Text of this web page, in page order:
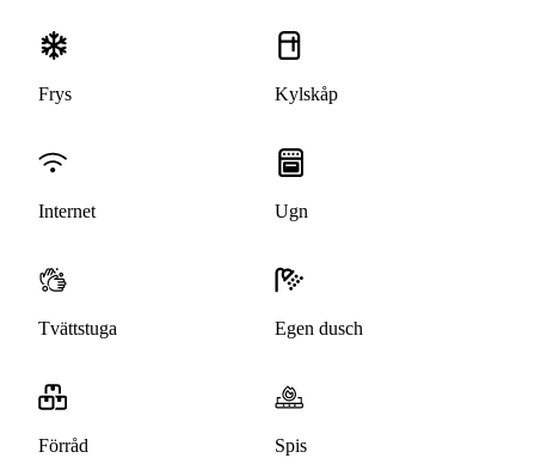
Frys Kylskåp
Internet Ugn
Tvättstuga Egen dusch
Förråd Spis